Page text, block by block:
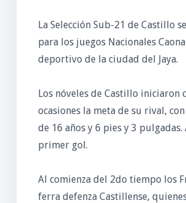
La Selección Sub-21 de Castillo
para los juegos Nacionales
deportivo de la ciudad del Jaya.
Los nóveles de Castillo iniciaron
ocasiones la meta de su rival,
de 16 años y 6 pies y 3
primer gol.
Al comienza del 2do tiempo los
ferra defenza Castillense,